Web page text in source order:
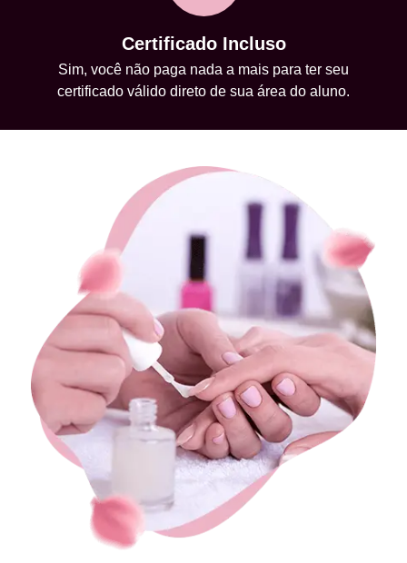
Certificado Incluso
Sim, você não paga nada a mais para ter seu
certificado válido direto de sua área do aluno.